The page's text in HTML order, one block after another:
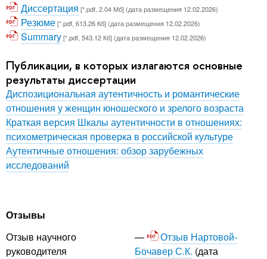
Диссертация [*.pdf, 2.04 Мб] (дата размещения 12.02.2026)
Резюме[*.pdf, 613.26 Кб] (дата размещения 12.02.2026)
Summary[*.pdf, 543.12 Кб] (дата размещения 12.02.2026)
Публикации, в которых излагаются основные
результаты диссертации
Диспозициональная аутентичность и романтические
отношения у женщин юношеского и зрелого возраста
Краткая версия Шкалы аутентичности в отношениях:
психометрическая проверка в российской культуре
Аутентичные отношения: обзор зарубежных
исследований
Отзывы
Отзыв научного
руководителя
Отзыв Нартовой-
Бочавер С.К. (дата